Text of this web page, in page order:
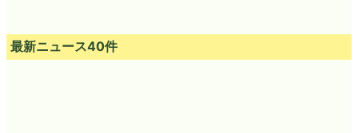
最新ニュース40件